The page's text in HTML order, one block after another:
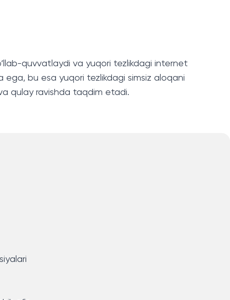
quvvatlaydi va yuqori tezlikdagi internet
bu esa yuqori tezlikdagi simsiz aloqani
qulay ravishda taqdim etadi.